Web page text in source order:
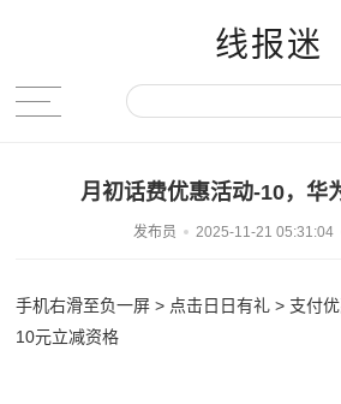
线报迷
月初话费优惠活动-10，华
发布员 2025-11-21 05:31:04
手机右滑至负一屏 > 点击日日有礼 > 支付
10元立减资格